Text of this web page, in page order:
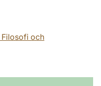
Filosofi och